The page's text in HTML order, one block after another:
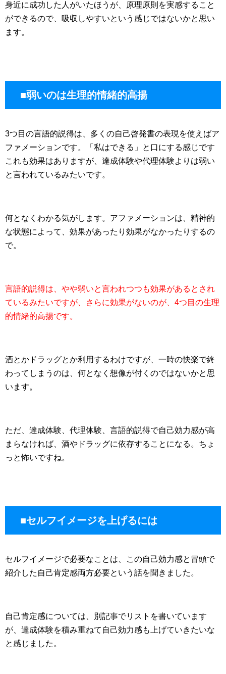
身近に成功した人がいたほうが、原理原則を実感すること
ができるので、吸収しやすいという感じではないかと思い
ます。
■弱いのは生理的情緒的高揚
3つ目の言語的説得は、多くの自己啓発書の表現を使えばア
ファメーションです。「私はできる」と口にする感じです
これも効果はありますが、達成体験や代理体験よりは弱い
と言われているみたいです。
何となくわかる気がします。アファメーションは、精神的
な状態によって、効果があったり効果がなかったりするの
で。
言語的説得は、やや弱いと言われつつも効果があるとされ
ているみたいですが、さらに効果がないのが、4つ目の生理
的情緒的高揚です。
酒とかドラッグとか利用するわけですが、一時の快楽で終
わってしまうのは、何となく想像が付くのではないかと思
います。
ただ、達成体験、代理体験、言語的説得で自己効力感が高
まらなければ、酒やドラッグに依存することになる。ちょ
っと怖いですね。
■セルフイメージを上げるには
セルフイメージで必要なことは、この自己効力感と冒頭で
紹介した自己肯定感両方必要という話を聞きました。
自己肯定感については、別記事でリストを書いています
が、達成体験を積み重ねて自己効力感も上げていきたいな
と感じました。